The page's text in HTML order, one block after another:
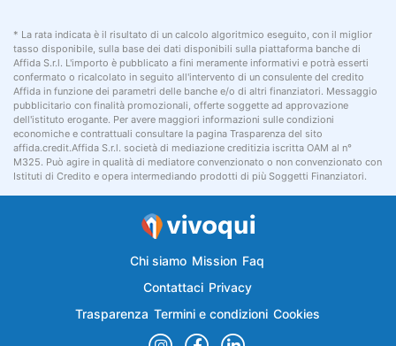
* La rata indicata è il risultato di un calcolo algoritmico eseguito, con il miglior
tasso disponibile, sulla base dei dati disponibili sulla piattaforma banche di
Affida S.r.l. L'importo è pubblicato a fini meramente informativi e potrà esserti
confermato o ricalcolato in seguito all'intervento di un consulente del credito
Affida in funzione dei parametri delle banche e/o di altri finanziatori. Messaggio
pubblicitario con finalità promozionali, offerte soggette ad approvazione
dell'istituto erogante. Per avere maggiori informazioni sulle condizioni
economiche e contrattuali consultare la pagina Trasparenza del sito
affida.credit.Affida S.r.l. società di mediazione creditizia iscritta OAM al n°
M325. Può agire in qualità di mediatore convenzionato o non convenzionato con
Istituti di Credito e opera intermediando prodotti di più Soggetti Finanziatori.
Chi siamo Mission Faq
Contattaci Privacy
Trasparenza Termini e condizioni Cookies